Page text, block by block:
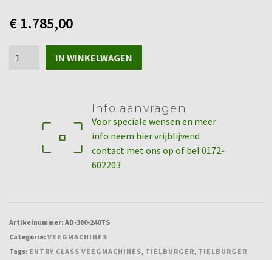
€ 1.785,00
Tielburger
veegmachine
IN WINKELWAGEN
Info aanvragen
Voor speciale wensen en meer
info neem hier vrijblijvend
contact met ons op of bel 0172-
602203
Artikelnummer: AD-380-240TS
Categorie: VEEGMACHINES
Tags: ENTRY CLASS VEEGMACHINES, TIELBURGER, TIELBURGER